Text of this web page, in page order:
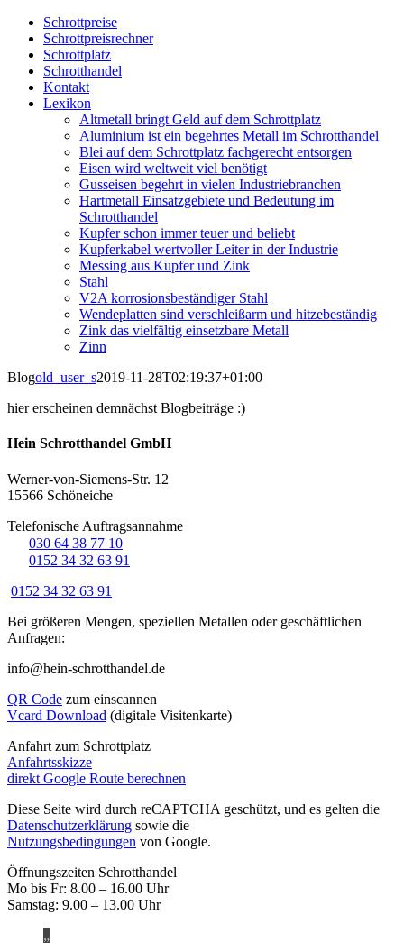
Schrottpreise
Schrottpreisrechner
Schrottplatz
Schrotthandel
Kontakt
Lexikon
Altmetall bringt Geld auf dem Schrottplatz
Aluminium ist ein begehrtes Metall im Schrotthandel
Blei auf dem Schrottplatz fachgerecht entsorgen
Eisen wird weltweit viel benötigt
Gusseisen begehrt in vielen Industriebranchen
Hartmetall Einsatzgebiete und Bedeutung im
Schrotthandel
Kupfer schon immer teuer und beliebt
Kupferkabel wertvoller Leiter in der Industrie
Messing aus Kupfer und Zink
Stahl
V2A korrosionsbeständiger Stahl
Wendeplatten sind verschleißarm und hitzebeständig
Zink das vielfältig einsetzbare Metall
Zinn
Blogold_user_s2019-11-28T02:19:37+01:00
hier erscheinen demnächst Blogbeiträge :)
Hein Schrotthandel GmbH
Werner-von-Siemens-Str. 12
15566 Schöneiche
Telefonische Auftragsannahme
030 64 38 77 10
0152 34 32 63 91
0152 34 32 63 91
Bei größeren Mengen, speziellen Metallen oder geschäftlichen
Anfragen:
info@hein-schrotthandel.de
QR Code zum einscannen
Vcard Download (digitale Visitenkarte)
Anfahrt zum Schrottplatz
Anfahrtsskizze
direkt Google Route berechnen
Diese Seite wird durch reCAPTCHA geschützt, und es gelten die
Datenschutzerklärung sowie die
Nutzungsbedingungen von Google.
Öffnungszeiten Schrotthandel
Mo bis Fr: 8.00 – 16.00 Uhr
Samstag: 9.00 – 13.00 Uhr